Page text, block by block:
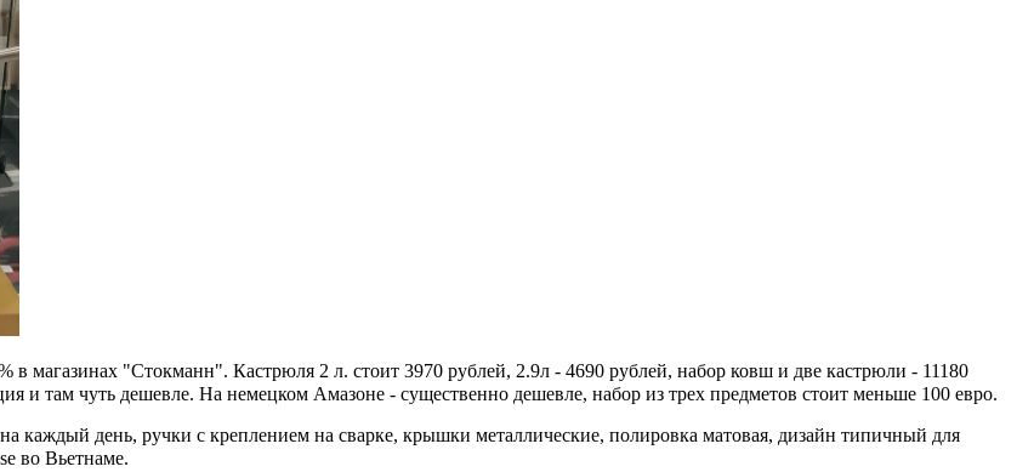
магазинах "Стокманн". Кастрюля 2 л. стоит 3970 рублей, 2.9л - 4690 рублей, набор ковш и две кастрюли - 11180
и там чуть дешевле. На немецком Амазоне - существенно дешевле, набор из трех предметов стоит меньше 100 евро. ⠀
каждый день, ручки с креплением на сварке, крышки металлические, полировка матовая, дизайн типичный для
во Вьетнаме. ⠀ ⠀